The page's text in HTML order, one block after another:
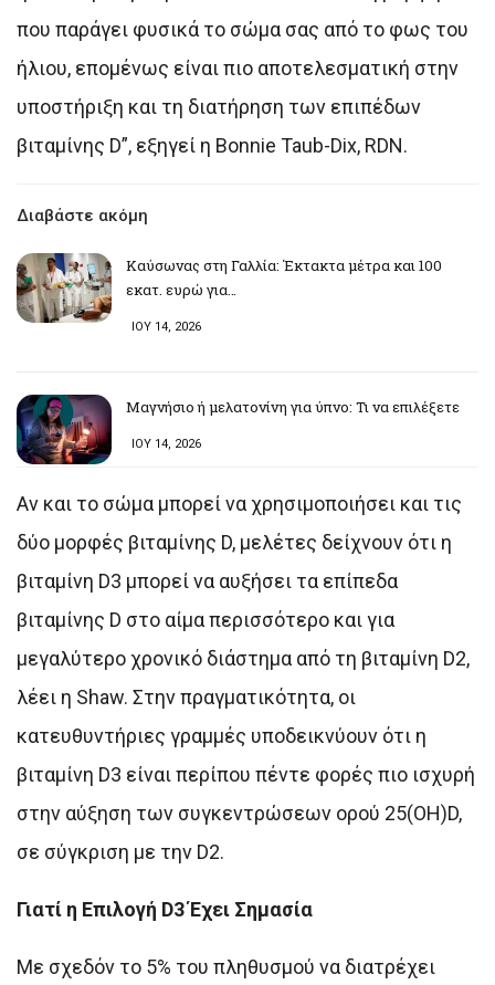
που παράγει φυσικά το σώμα σας από το φως του
ήλιου, επομένως είναι πιο αποτελεσματική στην
υποστήριξη και τη διατήρηση των επιπέδων
βιταμίνης D”, εξηγεί η Bonnie Taub-Dix, RDN.
Διαβάστε ακόμη
Καύσωνας στη Γαλλία: Έκτακτα μέτρα και 100
εκατ. ευρώ για…
ΙΟΥ 14, 2026
Μαγνήσιο ή μελατονίνη για ύπνο: Τι να επιλέξετε
ΙΟΥ 14, 2026
Αν και το σώμα μπορεί να χρησιμοποιήσει και τις
δύο μορφές βιταμίνης D, μελέτες δείχνουν ότι η
βιταμίνη D3 μπορεί να αυξήσει τα επίπεδα
βιταμίνης D στο αίμα περισσότερο και για
μεγαλύτερο χρονικό διάστημα από τη βιταμίνη D2,
λέει η Shaw. Στην πραγματικότητα, οι
κατευθυντήριες γραμμές υποδεικνύουν ότι η
βιταμίνη D3 είναι περίπου πέντε φορές πιο ισχυρή
στην αύξηση των συγκεντρώσεων ορού 25(OH)D,
σε σύγκριση με την D2.
Γιατί η Επιλογή D3 Έχει Σημασία
Με σχεδόν το 5% του πληθυσμού να διατρέχει